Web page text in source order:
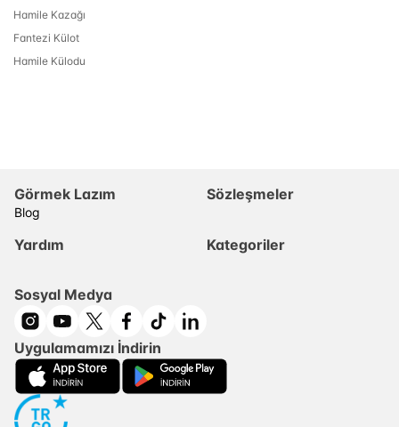
Hamile Kazağı
Fantezi Külot
Hamile Külodu
Görmek Lazım
Blog
Sözleşmeler
Yardım Kategoriler
Sosyal Medya
Uygulamamızı İndirin